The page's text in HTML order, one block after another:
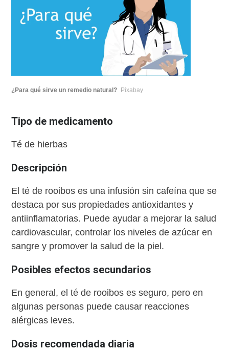
¿Para qué sirve un remedio natural? Pixabay
Tipo de medicamento
Té de hierbas
Descripción
El té de rooibos es una infusión sin cafeína que se
destaca por sus propiedades antioxidantes y
antiinflamatorias. Puede ayudar a mejorar la salud
cardiovascular, controlar los niveles de azúcar en
sangre y promover la salud de la piel.
Posibles efectos secundarios
En general, el té de rooibos es seguro, pero en
algunas personas puede causar reacciones
alérgicas leves.
Dosis recomendada diaria